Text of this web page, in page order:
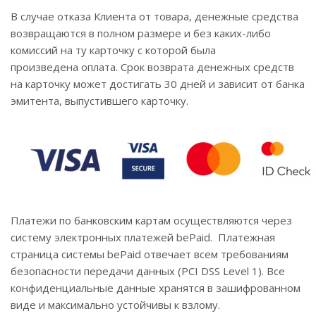
В случае отказа Клиента от товара, денежные средства
возвращаются в полном размере и без каких-либо
комиссий на ту карточку с которой была
произведена оплата. Срок возврата денежных средств
на карточку может достигать 30 дней и зависит от банка
эмитента, выпустившего карточку.
Платежи по банковским картам осуществляются через
систему электронных платежей bePaid. Платежная
страница системы bePaid отвечает всем требованиям
безопасности передачи данных (PCI DSS Level 1). Все
конфиденциальные данные хранятся в зашифрованном
виде и максимально устойчивы к взлому.